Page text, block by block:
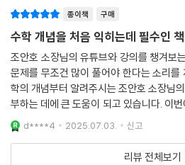
종이책 구매
수학 개념을 처음 익히는데 필수인 책
조안호 소장님의 유튜브와 강의를 챙겨보
문제를 무조건 많이 풀어야 한다는 소리
학의 개념부터 알려주시는 조안호 소장님
부하는 데에 큰 도움이 되고 있습니다. 이
사전이 보완되어 나왔다는 소식을 보고 바
분수, 사칙계산
d****4 2025.07.03. 신고
리뷰 전체보기